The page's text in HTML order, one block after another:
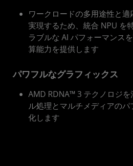
ワークロードの多用途性と
実現するため、統合 NPU を
ラブルな AI パフォーマンス
算能力を提供します
パワフルなグラフィックス
AMD RDNA™ 3 テクノロジ
ル処理とマルチメディアの
化します